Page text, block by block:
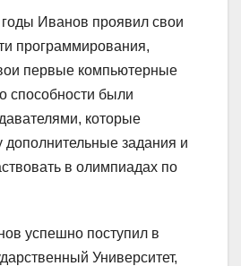
Иванов проявил свои
программирования,
первые компьютерные
способности были
которые
задания и
в олимпиадах по
успешно поступил в
Университет,